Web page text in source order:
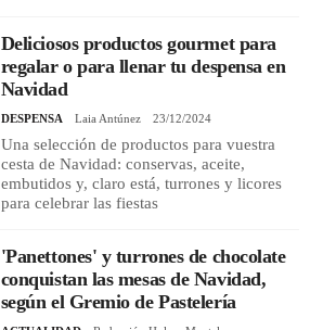
Deliciosos productos gourmet para
regalar o para llenar tu despensa en
Navidad
DESPENSA Laia Antúnez 23/12/2024
Una selección de productos para vuestra
cesta de Navidad: conservas, aceite,
embutidos y, claro está, turrones y licores
para celebrar las fiestas
'Panettones' y turrones de chocolate
conquistan las mesas de Navidad,
según el Gremio de Pastelería